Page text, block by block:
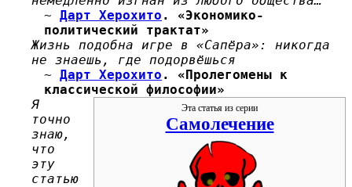
~ Дарт Херохито . «Экономико-
политический трактат»
Жизнь подобна игре в «Сапёра»: никогда
не знаешь, где подорвёшься
~ Дарт Херохито . «Пролегомены к
классической философии»
Эта статья из серии
Самолечение
Я
точно
знаю,
что
эту
статью